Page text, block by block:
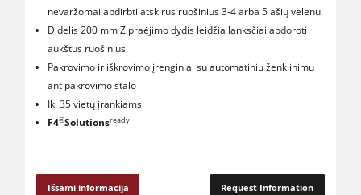
nevaržomai apdirbti atskirus ruošinius 3-4 arba 5 ašių velenu
Didelis 200 mm Z praėjimo dydis leidžia lanksčiai apdoroti
aukštus ruošinius.
Pakrovimo ir iškrovimo įrenginiai su automatiniu ženklinimu
ant pakrovimo stalo
Iki 35 vietų įrankiams
F4®Solutionsready
Išsami informacija Request Information